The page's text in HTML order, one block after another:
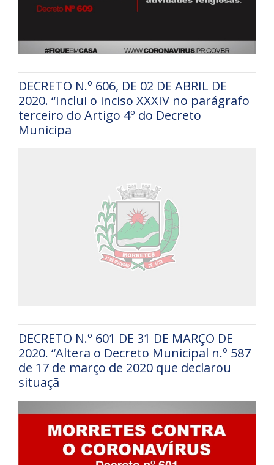
DECRETO N.º 606, DE 02 DE ABRIL DE
2020. “Inclui o inciso XXXIV no parágrafo
terceiro do Artigo 4º do Decreto
Municipa
DECRETO N.º 601 DE 31 DE MARÇO DE
2020. “Altera o Decreto Municipal n.º 587
de 17 de março de 2020 que declarou
situaçã